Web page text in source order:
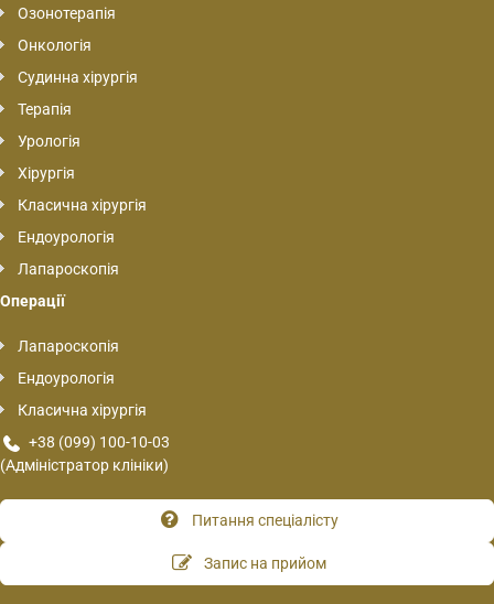
Озонотерапія
Онкологія
Судинна хірургія
Терапія
Урологія
Хірургія
Класична хірургія
Ендоурологія
Лапароскопія
Операції
Лапароскопія
Ендоурологія
Класична хірургія
+38 (099) 100-10-03
(Адміністратор клініки)
Питання спеціалісту
Запис на прийом